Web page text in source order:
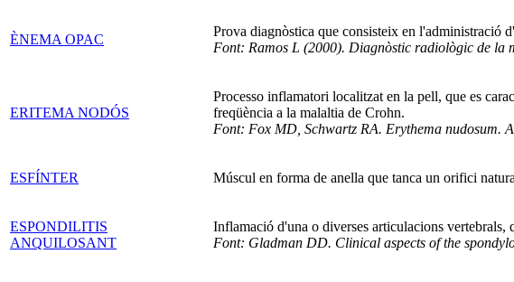
ÈNEMA OPAC
Prova diagnòstica que consisteix en l'administració
Font: Ramos L (2000). Diagnòstic radiològic de la
ERITEMA NODÓS
Processo inflamatori localitzat en la pell, que es
freqüència a la malaltia de Crohn.
Font: Fox MD, Schwartz RA. Erythema nudosum.
ESFÍNTER Múscul en forma de anella que tanca un orifici
ESPONDILITIS
ANQUILOSANT
Inflamació d'una o diverses articulacions vertebrals,
Font: Gladman DD. Clinical aspects of the